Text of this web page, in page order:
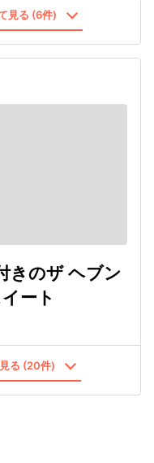
見る (6件)
きのザ ヘブン
ート
る (20件)